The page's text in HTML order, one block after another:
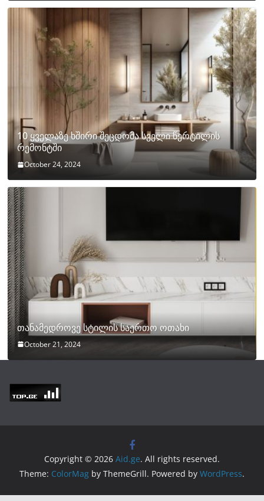
10 ყველაზე ხშირი შეცდომა სველი წერტილის
რემონტში
October 24, 2024
თანამედროვე სტილის საერთო ოთახი
October 21, 2024
Copyright © 2026 Aid.ge. All rights reserved.
Theme: ColorMag by ThemeGrill. Powered by WordPress.